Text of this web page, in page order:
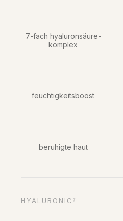
7-fach hyaluronsäure-
komplex
feuchtigkeitsboost
beruhigte haut
HYALURONIC⁷